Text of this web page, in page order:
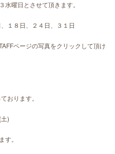
曜日とさせて頂きます。
１８日、２４日、３１日
ページの写真をクリックして頂け
おります。
)
。